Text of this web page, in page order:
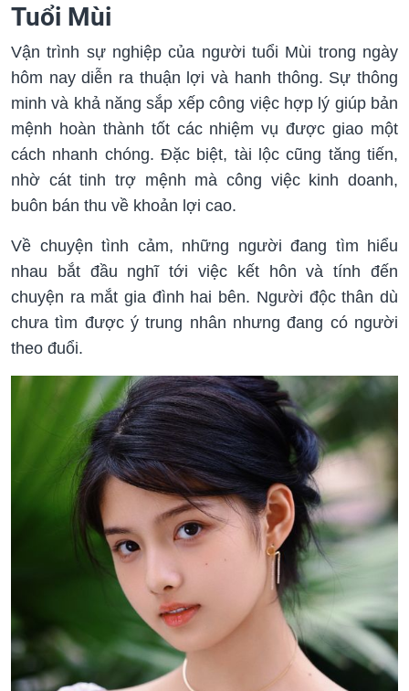
Tuổi Mùi
Vận trình sự nghiệp của người tuổi Mùi trong ngày
hôm nay diễn ra thuận lợi và hanh thông. Sự thông
minh và khả năng sắp xếp công việc hợp lý giúp bản
mệnh hoàn thành tốt các nhiệm vụ được giao một
cách nhanh chóng. Đặc biệt, tài lộc cũng tăng tiến,
nhờ cát tinh trợ mệnh mà công việc kinh doanh,
buôn bán thu về khoản lợi cao.
Về chuyện tình cảm, những người đang tìm hiểu
nhau bắt đầu nghĩ tới việc kết hôn và tính đến
chuyện ra mắt gia đình hai bên. Người độc thân dù
chưa tìm được ý trung nhân nhưng đang có người
theo đuổi.